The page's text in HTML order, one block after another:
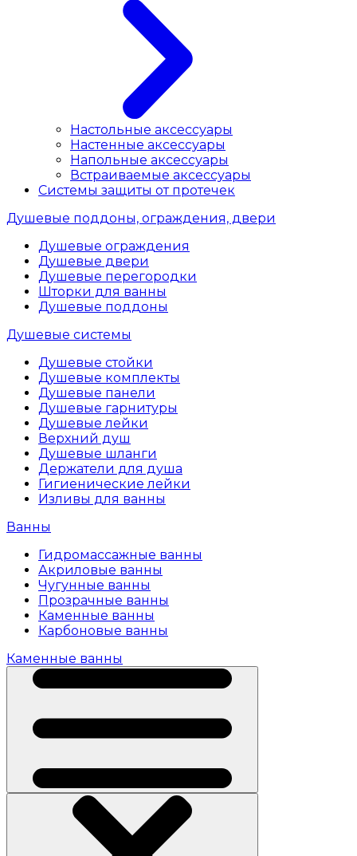
Настольные аксессуары
Настенные аксессуары
Напольные аксессуары
Встраиваемые аксессуары
Системы защиты от протечек
Душевые поддоны, ограждения, двери
Душевые ограждения
Душевые двери
Душевые перегородки
Шторки для ванны
Душевые поддоны
Душевые системы
Душевые стойки
Душевые комплекты
Душевые панели
Душевые гарнитуры
Душевые лейки
Верхний душ
Душевые шланги
Держатели для душа
Гигиенические лейки
Изливы для ванны
Ванны
Гидромассажные ванны
Акриловые ванны
Чугунные ванны
Прозрачные ванны
Каменные ванны
Карбоновые ванны
Каменные ванны